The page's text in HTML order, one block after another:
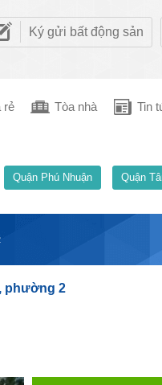
Ký gửi bất động sản
rẻ Tòa nhà Tin
Quận Phú Nhuận Quận
phường 2